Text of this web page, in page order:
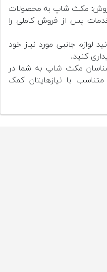
مکث شاپ به محصولات
پس از فروش کاملی را
لوازم جانبی مورد نیاز خود
کنید.
مکث شاپ به شما در
با نیازهایتان کمک